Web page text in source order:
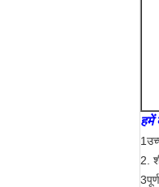
हमें
2.